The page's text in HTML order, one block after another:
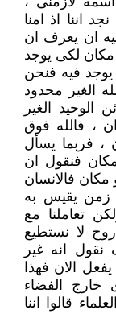
اننا اذ امنا
ان يعرف ان
مكان لكى يوجد
يوجد فيه فنحن
الغير محدود
الوحيد الغير
، فالله فوق
، فربما يسأل
فنقول ان
مكان فالانسان
زمن يقيس به
تعاملنا مع
لا نستطيع
نقول انه غير
الان فهذا
خارج الفضاء
قالوا اننا